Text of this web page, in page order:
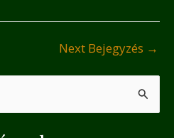
Next Bejegyzés →